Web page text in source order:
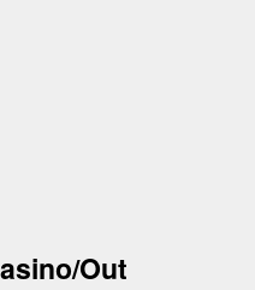
Out